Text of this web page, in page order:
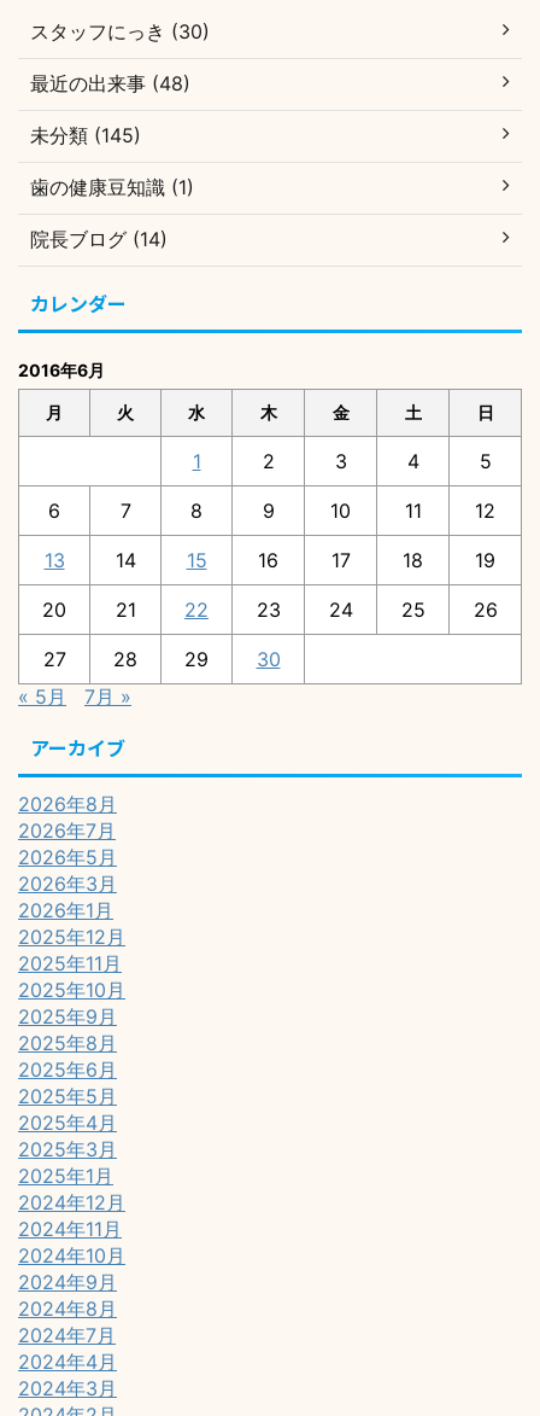
スタッフにっき (30)
最近の出来事 (48)
未分類 (145)
歯の健康豆知識 (1)
院長ブログ (14)
カレンダー
2016年6月
月 火 水 木 金 土 日
1 2 3 4 5
6 7 8 9 10 11 12
13 14 15 16 17 18 19
20 21 22 23 24 25 26
27 28 29
30
« 5月
7月 »
アーカイブ
2026年8月
2026年7月
2026年5月
2026年3月
2026年1月
2025年12月
2025年11月
2025年10月
2025年9月
2025年8月
2025年6月
2025年5月
2025年4月
2025年3月
2025年1月
2024年12月
2024年11月
2024年10月
2024年9月
2024年8月
2024年7月
2024年4月
2024年3月